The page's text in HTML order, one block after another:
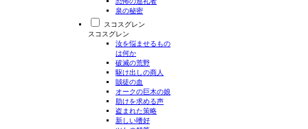
泉の秘密
スコスグレン
スコスグレン
汝を悩ませるもの
は何か
破滅の荒野
駆け出しの商人
賊徒の血
オークの巨木の娘
助けを求める声
盗まれた策略
新しい嗜好